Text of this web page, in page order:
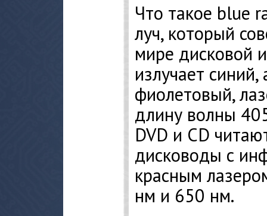
Что такое blue
луч, который
мире дисковой
излучает
фиолетовый,
длину волны
DVD и CD
дисководы с
красным
нм и 650 нм.